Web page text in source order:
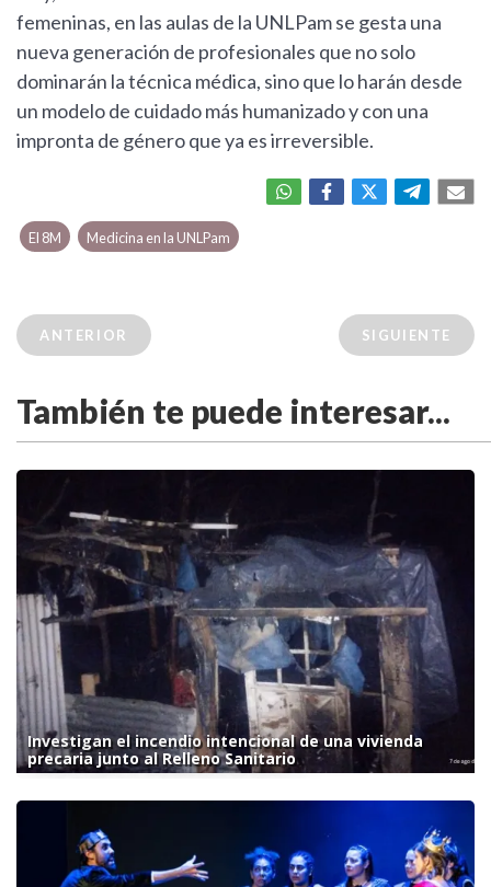
femeninas, en las aulas de la UNLPam se gesta una
nueva generación de profesionales que no solo
dominarán la técnica médica, sino que lo harán desde
un modelo de cuidado más humanizado y con una
impronta de género que ya es irreversible.
El 8M Medicina en la UNLPam
ANTERIOR SIGUIENTE
También te puede interesar...
Investigan el incendio intencional de una vivienda
precaria junto al Relleno Sanitario